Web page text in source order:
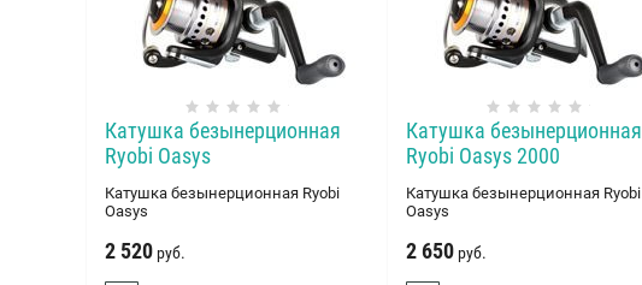
Катушка безынерционная
Ryobi Oasys
Катушка безынерционная Ryobi
Oasys
2 520 руб.
Катушка безынерционная
Ryobi Oasys 2000
Катушка безынерционная Ryobi
Oasys
2 650 руб.